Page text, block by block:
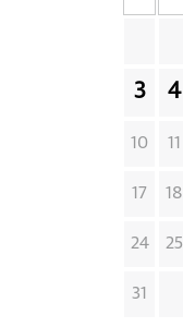
3 4
10 11
17 18
24 25
31